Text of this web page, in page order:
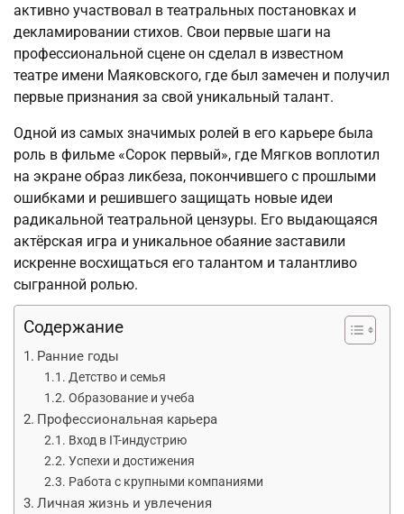
активно участвовал в театральных постановках и
декламировании стихов. Свои первые шаги на
профессиональной сцене он сделал в известном
театре имени Маяковского, где был замечен и получил
первые признания за свой уникальный талант.
Одной из самых значимых ролей в его карьере была
роль в фильме «Сорок первый», где Мягков воплотил
на экране образ ликбеза, покончившего с прошлыми
ошибками и решившего защищать новые идеи
радикальной театральной цензуры. Его выдающаяся
актёрская игра и уникальное обаяние заставили
искренне восхищаться его талантом и талантливо
сыгранной ролью.
Содержание
Ранние годы
Детство и семья
Образование и учеба
Профессиональная карьера
Вход в IT-индустрию
Успехи и достижения
Работа с крупными компаниями
Личная жизнь и увлечения